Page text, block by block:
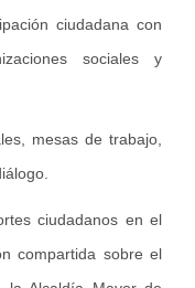
ciudadana con
sociales y
mesas de trabajo,
ciudadanos en el
compartida sobre el